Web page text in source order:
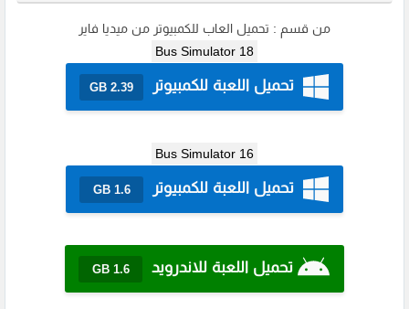
من قسم : تحميل العاب للكمبيوتر من ميديا فاير
Bus Simulator 18
تحميل اللعبة للكمبيوتر 2.39 GB
Bus Simulator 16
تحميل اللعبة للكمبيوتر 1.6 GB
تحميل اللعبة للاندرويد 1.6 GB